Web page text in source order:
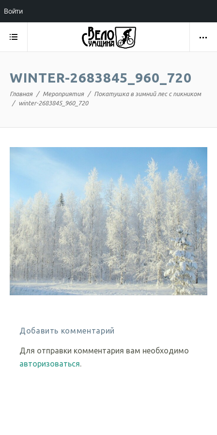
WINTER-2683845_960_720
Главная Мероприятия
Покатушка в зимний лес с пикником
winter-2683845_960_720
Добавить комментарий
Для отправки комментария вам необходимо
авторизоваться.
Войти